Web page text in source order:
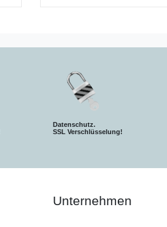
Datenschutz.
SSL Verschlüsselung!
Unternehmen